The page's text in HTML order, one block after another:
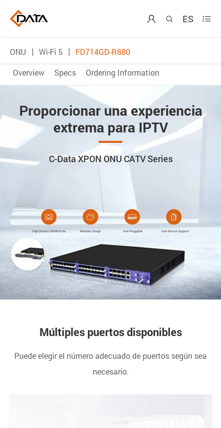
  ES 
ONU Wi-Fi 5
FD714GD-R880
Overview
Specs Ordering Information
Proporcionar una experiencia
extrema para IPTV
C-Data XPON ONU CATV Series
Múltiples puertos disponibles
Puede elegir el número adecuado de puertos según sea
necesario.